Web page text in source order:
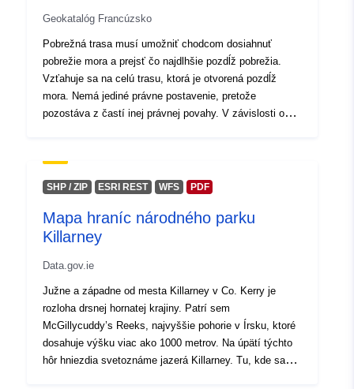
Geokatalóg Francúzsko
Pobrežná trasa musí umožniť chodcom dosiahnuť
pobrežie mora a prejsť čo najdlhšie pozdĺž pobrežia.
Vzťahuje sa na celú trasu, ktorá je otvorená pozdĺž
mora. Nemá jediné právne postavenie, pretože
pozostáva z častí inej právnej povahy. V závislosti od
miestnych orgánov alebo súkromný majetok. Celá
pobrežná cesta zahŕňa chodník s otvorenou chodbou,
pobrežie. Úseky sú jedným z hlavných prvkov na
určenie polohy, trasy a využívania pobrežnej trasy. Táto
Côtes d’Armor na obvode Rance.
SHP / ZIP ESRI REST WFS PDF
Mapa hraníc národného parku
Killarney
Data.gov.ie
Južne a západne od mesta Killarney v Co. Kerry je
rozloha drsnej hornatej krajiny. Patrí sem
McGillycuddy’s Reeks, najvyššie pohorie v Írsku, ktoré
dosahuje výšku viac ako 1000 metrov. Na úpätí týchto
hôr hniezdia svetoznáme jazerá Killarney. Tu, kde sa